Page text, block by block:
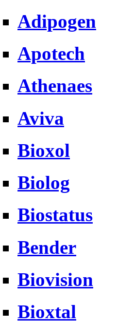
Adipogen
Apotech
Athenaes
Aviva
Bioxol
Biolog
Biostatus
Bender
Biovision
Bioxtal